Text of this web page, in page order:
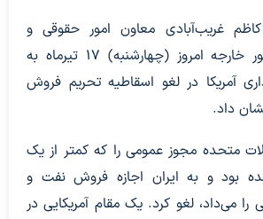
غریب‌آبادی معاون امور حقوقی و
بین‌المللی وزارت امور خارجه امروز (چهارشنبه) ۱۷ تیرماه به
آمریکا در لغو اسقاطیه تحریم فروش
داد.
متحده مجوز عمومی‌ را که کمتر از یک
بود و به ایران اجازه فروش نفت و
می‌داد، لغو کرد. یک مقام آمریکایی در